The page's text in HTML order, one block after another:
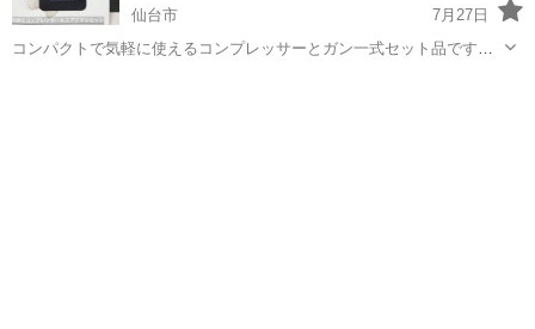
仙台市
7月27日
コンパクトで気軽に使えるコンプレッサーとガン一式セット品です。